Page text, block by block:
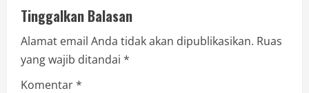
Tinggalkan Balasan
Alamat email Anda tidak akan dipublikasikan. Ruas
yang wajib ditandai *
Komentar*